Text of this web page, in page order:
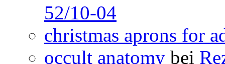
52/10-04
christmas aprons for
occult anatomy bei